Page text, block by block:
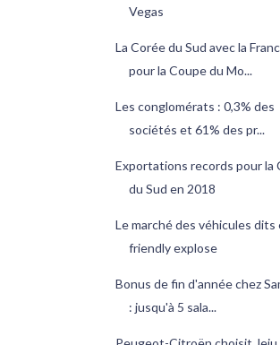
Vegas
La Corée du Sud avec la
pour la Coupe du Mo...
Les conglomérats : 0,3% des
sociétés et 61% des pr...
Exportations records pour la
du Sud en 2018
Le marché des véhicules dits
friendly explose
Bonus de fin d'année chez
: jusqu'à 5 sala...